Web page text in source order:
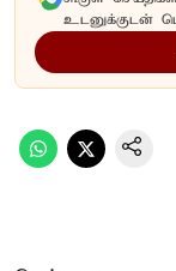
உடனுக்குடன்